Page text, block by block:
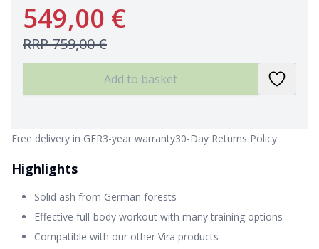
549,00 €
RRP759,00 €
Add to basket
Free delivery in GER3-year warranty30-Day Returns Policy
Highlights
Solid ash from German forests
Effective full-body workout with many training options
Compatible with our other Vira products